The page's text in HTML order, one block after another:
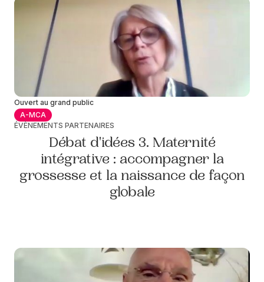
Ouvert au grand public
A-MCA
ÉVÈNEMENTS PARTENAIRES
Débat d'idées 3. Maternité
intégrative : accompagner la
grossesse et la naissance de façon
globale